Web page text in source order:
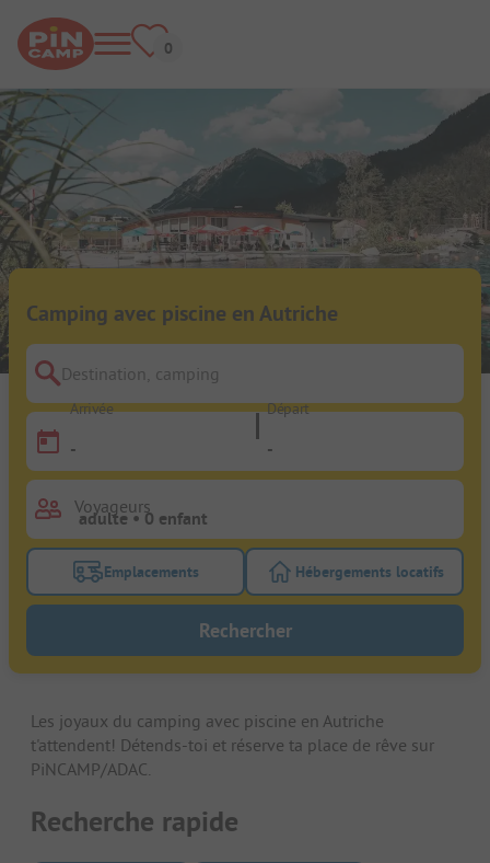
Camping avec piscine en Autriche
Destination, camping
Arrivée
-
Départ
-
Voyageurs
Activez le bouton de filtre emplacements pour
Emplacements Activez le bouton
Hébergements locatifs
Rechercher
Les joyaux du camping avec piscine en Autriche
t'attendent! Détends-toi et réserve ta place de rêve sur
PiNCAMP/ADAC.
Recherche rapide